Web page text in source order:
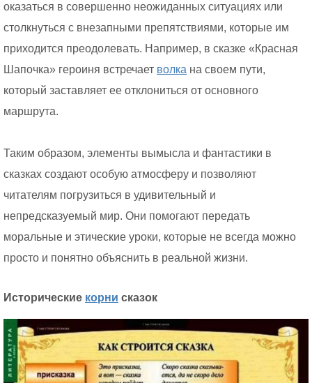
оказаться в совершенно неожиданных ситуациях или
столкнуться с внезапными препятствиями, которые им
приходится преодолевать. Например, в сказке «Красная
Шапочка» героиня встречает волка на своем пути,
который заставляет ее отклониться от основного
маршрута.
Таким образом, элементы вымысла и фантастики в
сказках создают особую атмосферу и позволяют
читателям погрузиться в удивительный и
непредсказуемый мир. Они помогают передать
моральные и этические уроки, которые не всегда можно
просто и понятно объяснить в реальной жизни.
Исторические корни сказок